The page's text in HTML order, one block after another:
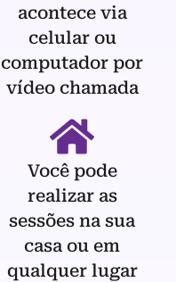
acontece via
celular ou
computador por
vídeo chamada
Você pode
realizar as
sessões na sua
casa ou em
qualquer lugar